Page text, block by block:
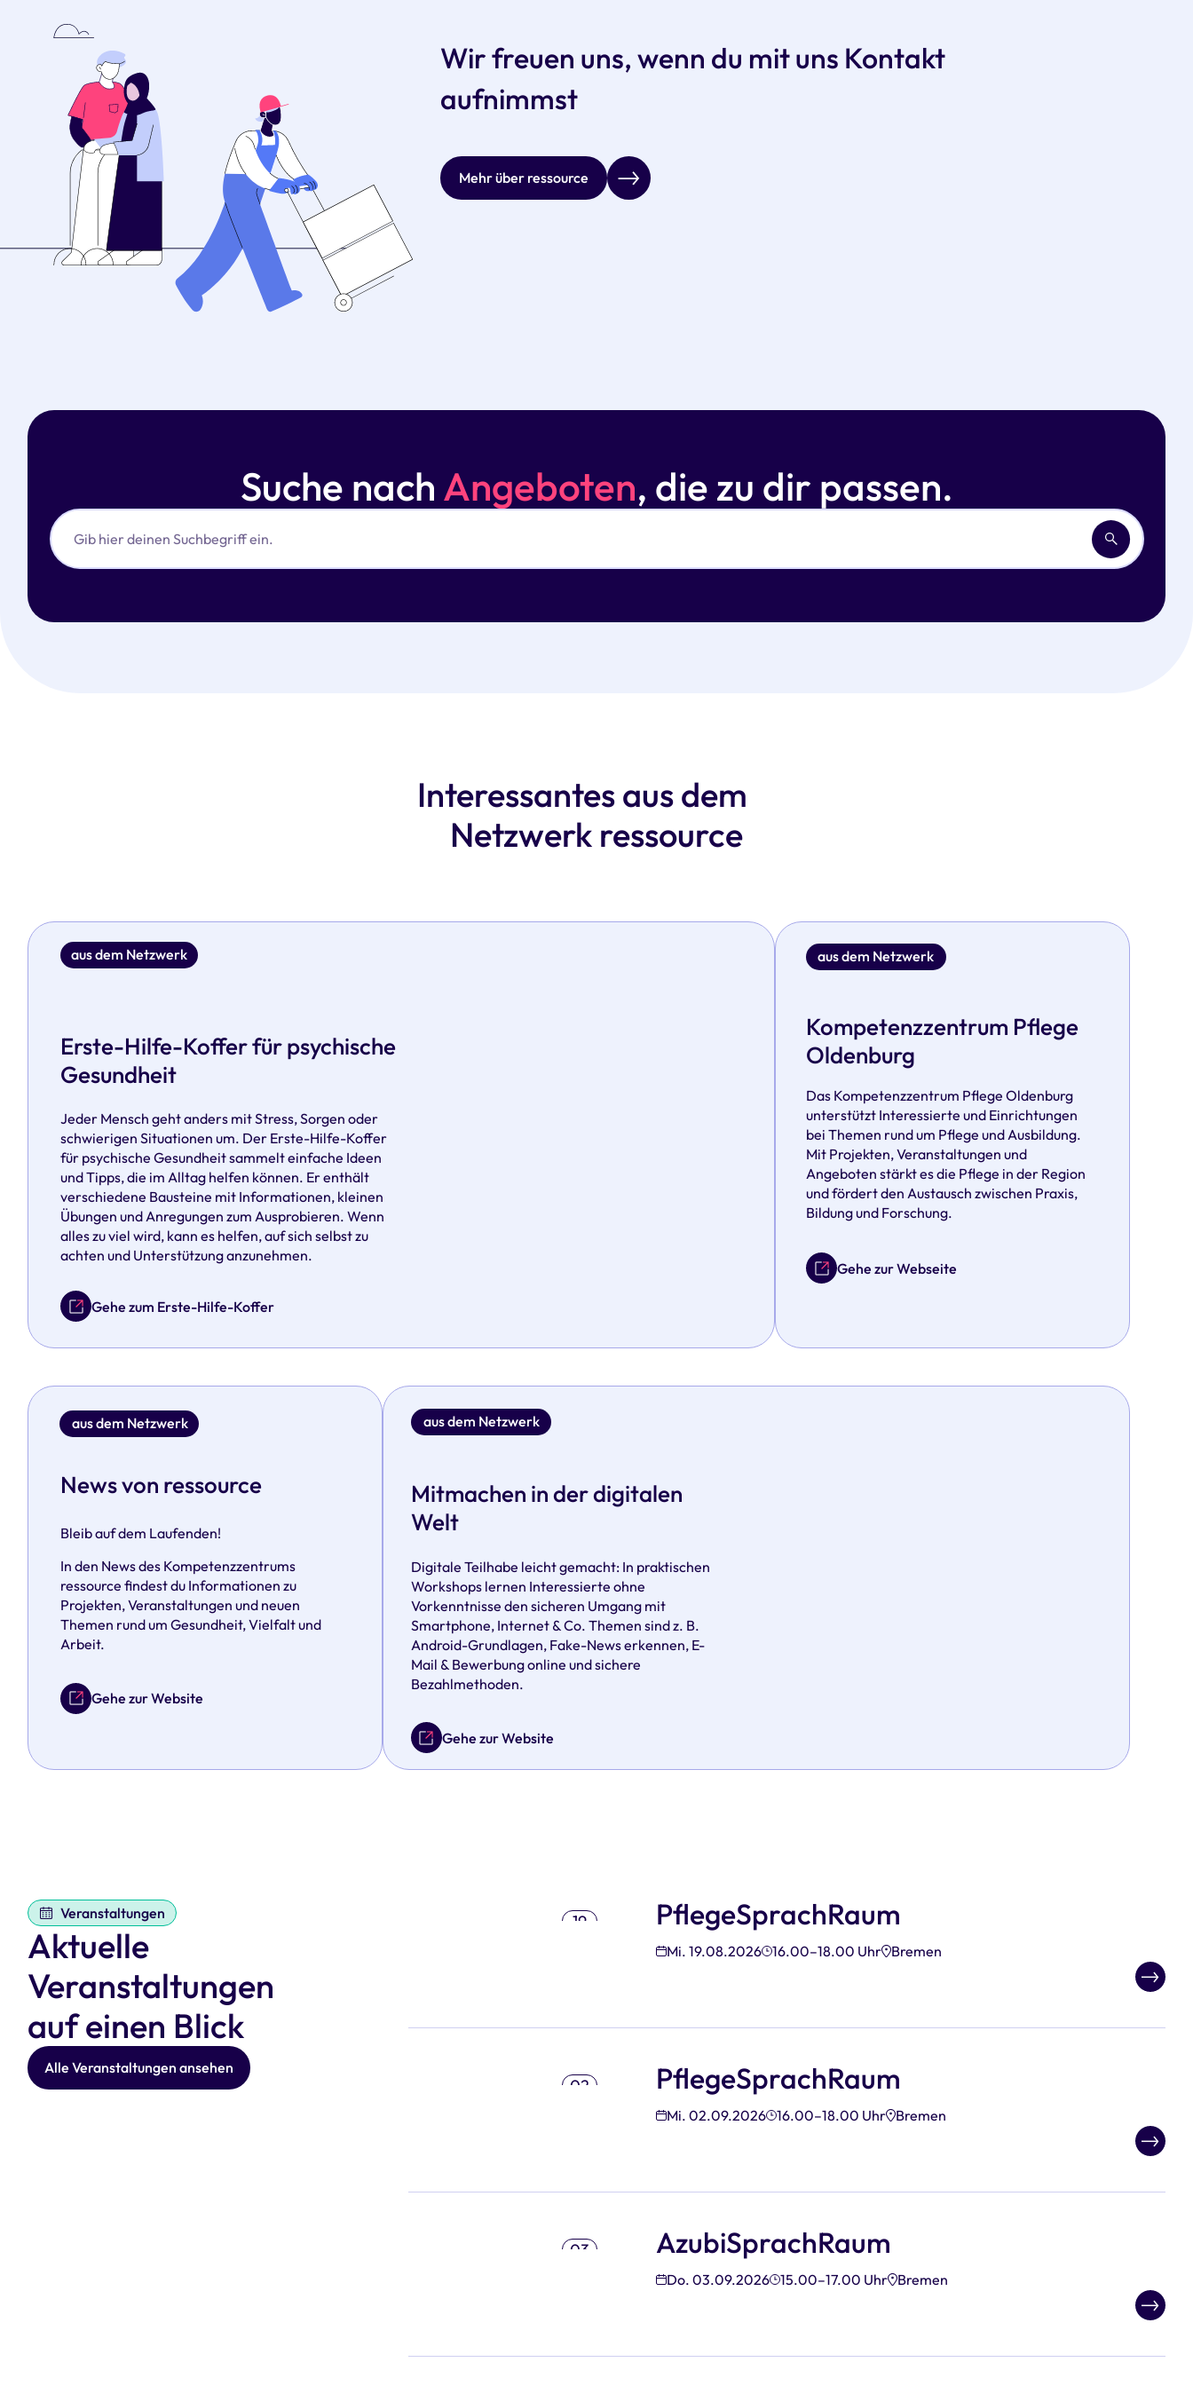
Wir freuen uns, wenn du mit uns Kontakt
aufnimmst
Mehr über ressource
Suche nach Angeboten, die zu dir passen.
Interessantes aus dem
Netzwerk ressource
aus dem Netzwerk
Erste-Hilfe-Koffer für psychische
Gesundheit
Jeder Mensch geht anders mit Stress, Sorgen oder
schwierigen Situationen um. Der Erste-Hilfe-Koffer
für psychische Gesundheit sammelt einfache Ideen
und Tipps, die im Alltag helfen können. Er enthält
verschiedene Bausteine mit Informationen, kleinen
Übungen und Anregungen zum Ausprobieren. Wenn
alles zu viel wird, kann es helfen, auf sich selbst zu
achten und Unterstützung anzunehmen.
Gehe zum Erste-Hilfe-Koffer
aus dem Netzwerk
Kompetenzzentrum Pflege
Oldenburg
Das Kompetenzzentrum Pflege Oldenburg
unterstützt Interessierte und Einrichtungen
bei Themen rund um Pflege und Ausbildung.
Mit Projekten, Veranstaltungen und
Angeboten stärkt es die Pflege in der Region
und fördert den Austausch zwischen Praxis,
Bildung und Forschung.
Gehe zur Webseite
aus dem Netzwerk
News von ressource
Bleib auf dem Laufenden!
In den News des Kompetenzzentrums
ressource findest du Informationen zu
Projekten, Veranstaltungen und neuen
Themen rund um Gesundheit, Vielfalt und
Arbeit.
Gehe zur Website
aus dem Netzwerk
Mitmachen in der digitalen
Welt
Digitale Teilhabe leicht gemacht: In praktischen
Workshops lernen Interessierte ohne
Vorkenntnisse den sicheren Umgang mit
Smartphone, Internet & Co. Themen sind z. B.
Android-Grundlagen, Fake-News erkennen, E-
Mail & Bewerbung online und sichere
Bezahlmethoden.
Gehe zur Website
Veranstaltungen
Aktuelle
Veranstaltungen
auf einen Blick
Alle Veranstaltungen ansehen
19 PflegeSprachRaum
Mi. 19.08.2026 16.00–18.00 Uhr Bremen
02 PflegeSprachRaum
Mi. 02.09.2026 16.00–18.00 Uhr Bremen
03 AzubiSprachRaum
Do. 03.09.2026 15.00–17.00 Uhr Bremen